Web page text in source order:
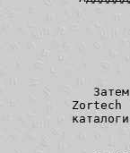
Zortech